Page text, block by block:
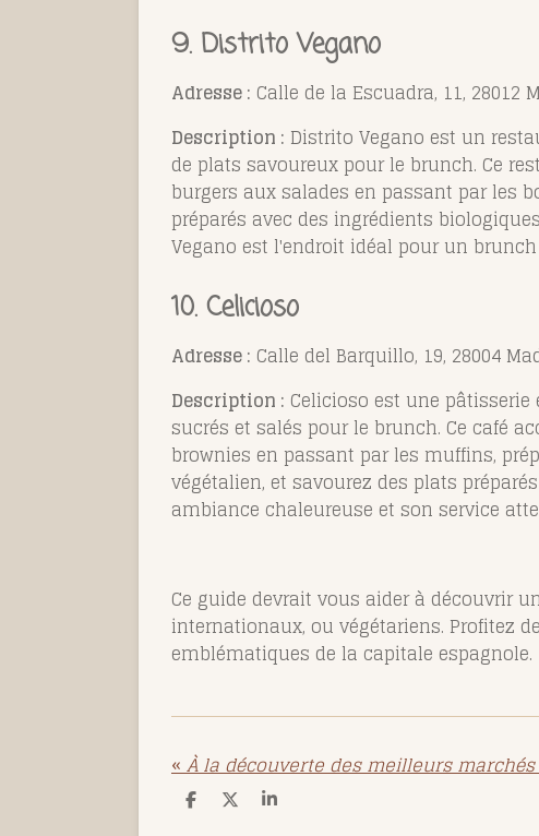
9. Distrito Vegano
Adresse : Calle de la Escuadra, 11, 28012
Description : Distrito Vegano est un
de plats savoureux pour le brunch. Ce
burgers aux salades en passant par les
préparés avec des ingrédients
Vegano est l'endroit idéal pour un
10. Celicioso
Adresse : Calle del Barquillo, 19, 28004
Description : Celicioso est une
sucrés et salés pour le brunch. Ce café
brownies en passant par les muffins,
végétalien, et savourez des plats
ambiance chaleureuse et son service
Ce guide devrait vous aider à découvrir
internationaux, ou végétariens. Profitez
emblématiques de la capitale espagnole.
«À la découverte des meilleurs
P P P